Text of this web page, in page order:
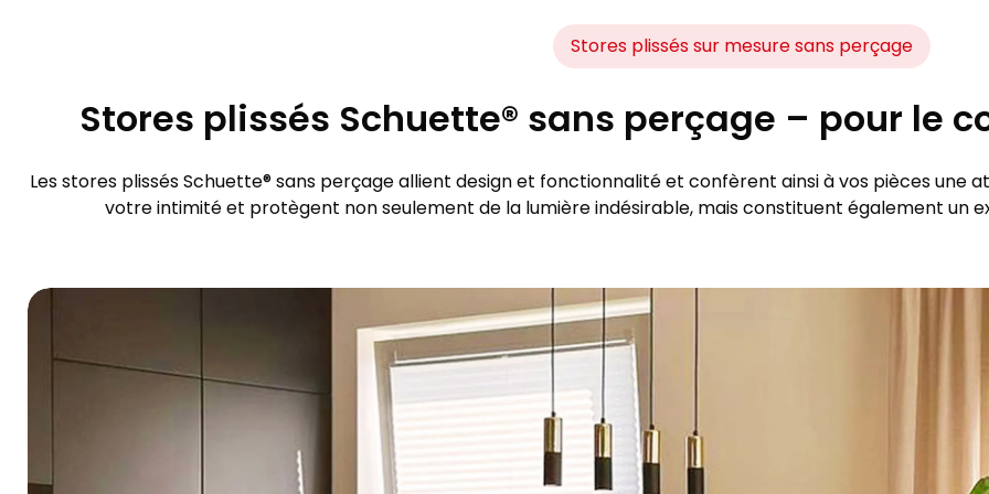
Stores plissés sur mesure sans perçage
Stores plissés Schuette® sans perçage – pour le
Les stores plissés Schuette® sans perçage allient design et fonctionnalité et confèrent ainsi à vos pièces
votre intimité et protègent non seulement de la lumière indésirable, mais constituent également un